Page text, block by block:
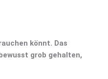
könnt. Das
grob gehalten,